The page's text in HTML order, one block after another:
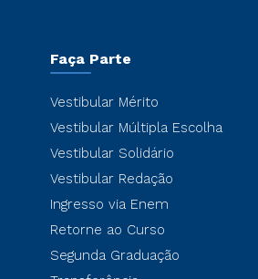
Faça Parte
Vestibular Mérito
Vestibular Múltipla Escolha
Vestibular Solidário
Vestibular Redação
Ingresso via Enem
Retorne ao Curso
Segunda Graduação